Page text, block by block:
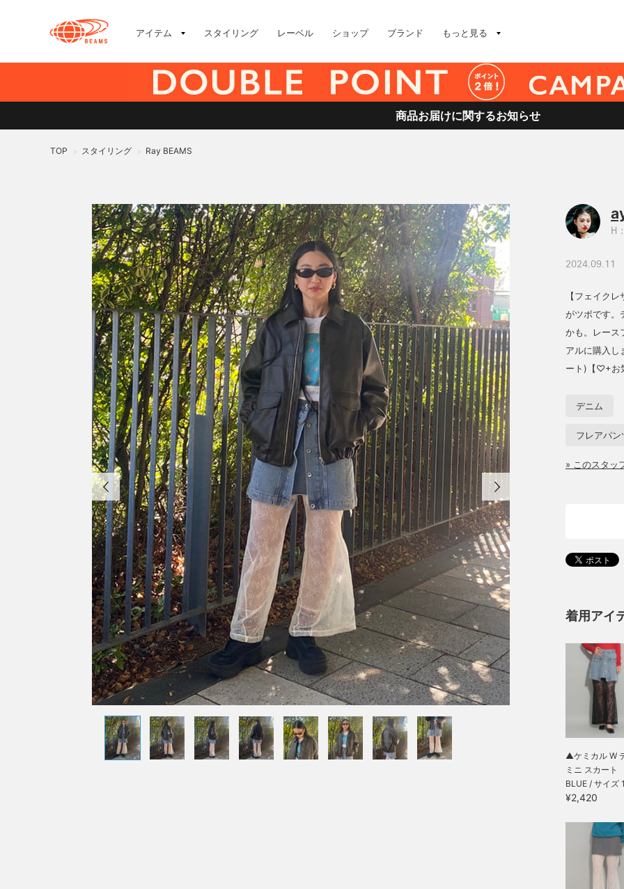
アイテム スタイリング レーベル ショップ ブランド もっと見る
商品お届けに関するお知らせ
TOP > スタイリング > Ray BEAMS
H
2024.09.11
【フェイク
がツボです。
かも。レース
アルに購入
ート)【♡+お
デニム
フレアパン
» このスタッ
着用アイ
▲ケミカル W
ミニ スカート
BLUE / サイズ
¥2,420